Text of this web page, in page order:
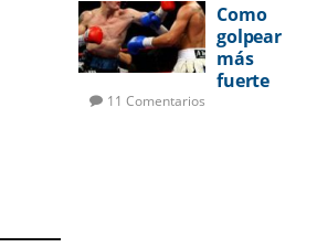
Como
golpear
más
fuerte
11 Comentarios